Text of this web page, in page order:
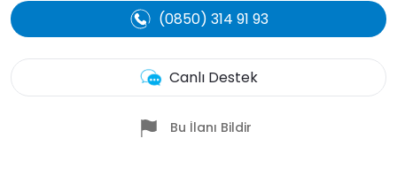
(0850) 314 91 93
Canlı Destek
Bu İlanı Bildir